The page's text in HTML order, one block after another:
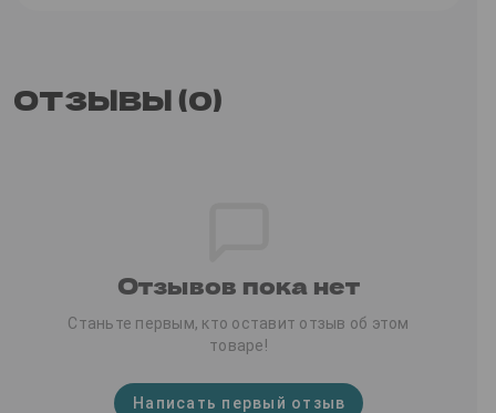
ОТЗЫВЫ (0)
Отзывов пока нет
Станьте первым, кто оставит отзыв об этом
товаре!
Написать первый отзыв